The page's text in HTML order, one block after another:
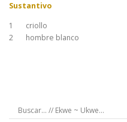
Sustantivo
1
criollo
2
hombre blanco